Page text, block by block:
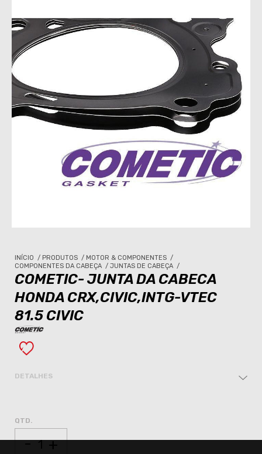
INÍCIO / PRODUTOS / MOTOR & COMPONENTES /
COMPONENTES DA CABEÇA / JUNTAS DE CABEÇA /
COMETIC- JUNTA DA CABECA
HONDA CRX,CIVIC,INTG-VTEC
81.5 CIVIC
DETALHES
QTD.
- +